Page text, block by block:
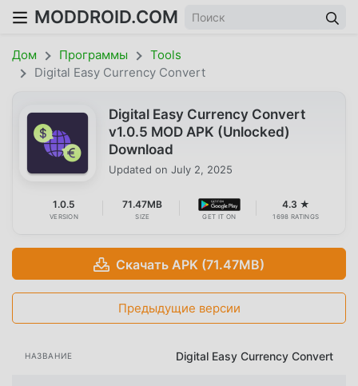
MODDROID.COM
Дом Программы
Tools
Digital Easy Currency Convert
Digital Easy Currency Convert
v1.0.5 MOD APK (Unlocked)
Download
Updated on July 2, 2025
1.0.5
VERSION
71.47MB
SIZE GET IT ON
4.3 ★
1698 RATINGS
Скачать APK (71.47MB)
Предыдущие версии
НАЗВАНИЕ Digital Easy Currency Convert